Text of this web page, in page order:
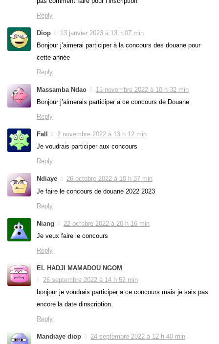
Reply
Diop
13 janvier 2023 à 13 h 07 min
Bonjour j’aimerai participer à la concours des douane pour
cette année
Reply
Massamba Ndao
15 novembre 2022 à 10 h 32 min
Bonjour j’aimerais participer a ce concours de Douane
Reply
Fall
2 novembre 2022 à 13 h 12 min
Je voudrais participer aux concours
Reply
Ndiaye
26 octobre 2022 à 10 h 37 min
Je faire le concours de douane 2022 2023
Reply
Niang
22 octobre 2022 à 20 h 16 min
Je veux faire le concours
Reply
EL HADJI MAMADOU NGOM
26 septembre 2022 à 14 h 52 min
bonjour je voudrais participer a ce concours mais je sais pas
encore la date dinscription.
Reply
Mandiaye diop
24 septembre 2022 à 12 h 40 min